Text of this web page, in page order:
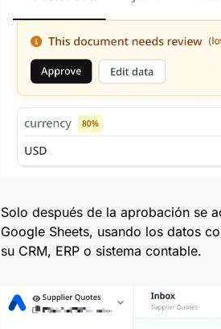
Solo después de la aprobación se
Google Sheets, usando los datos
su CRM, ERP o sistema contable.